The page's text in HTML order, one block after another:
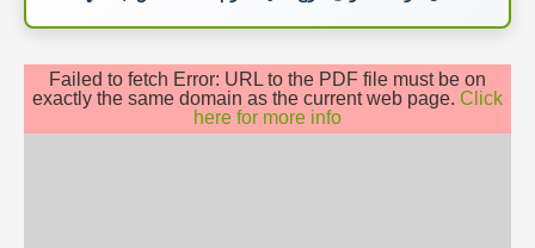
Failed to fetch Error: URL to the PDF file must be on
exactly the same domain as the current web page. Click
here for more info